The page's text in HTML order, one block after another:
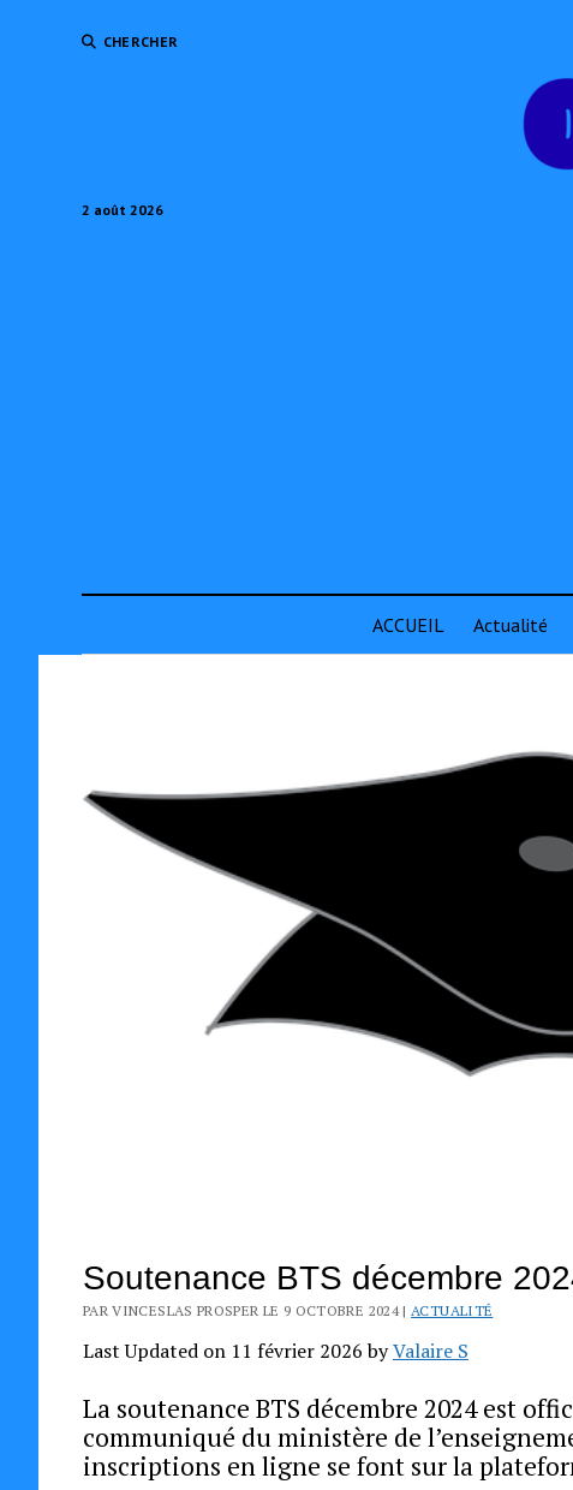
CHERCHER
2 août 2026
ACCUEIL Actualité
Soutenance BTS décembre
PAR VINCESLAS PROSPER LE 9 OCTOBRE 2024 | ACTUALITÉ
Last Updated on 11 février 2026 byValaire S
La soutenance BTS décembre 2024 est
communiqué du ministère de
inscriptions en ligne se font sur la